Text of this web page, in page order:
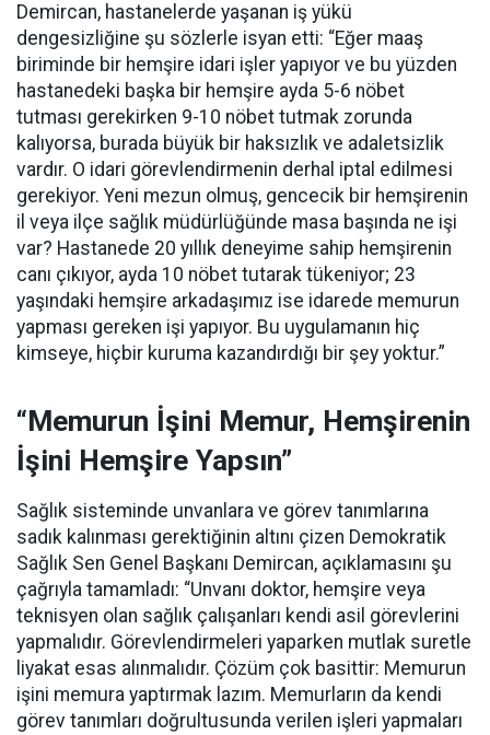
Demircan, hastanelerde yaşanan iş yükü
dengesizliğine şu sözlerle isyan etti: “Eğer maaş
biriminde bir hemşire idari işler yapıyor ve bu yüzden
hastanedeki başka bir hemşire ayda 5-6 nöbet
tutması gerekirken 9-10 nöbet tutmak zorunda
kalıyorsa, burada büyük bir haksızlık ve adaletsizlik
vardır. O idari görevlendirmenin derhal iptal edilmesi
gerekiyor. Yeni mezun olmuş, gencecik bir hemşirenin
il veya ilçe sağlık müdürlüğünde masa başında ne işi
var? Hastanede 20 yıllık deneyime sahip hemşirenin
canı çıkıyor, ayda 10 nöbet tutarak tükeniyor; 23
yaşındaki hemşire arkadaşımız ise idarede memurun
yapması gereken işi yapıyor. Bu uygulamanın hiç
kimseye, hiçbir kuruma kazandırdığı bir şey yoktur.”
“Memurun İşini Memur, Hemşirenin
İşini Hemşire Yapsın”
Sağlık sisteminde unvanlara ve görev tanımlarına
sadık kalınması gerektiğinin altını çizen Demokratik
Sağlık Sen Genel Başkanı Demircan, açıklamasını şu
çağrıyla tamamladı: “Unvanı doktor, hemşire veya
teknisyen olan sağlık çalışanları kendi asil görevlerini
yapmalıdır. Görevlendirmeleri yaparken mutlak suretle
liyakat esas alınmalıdır. Çözüm çok basittir: Memurun
işini memura yaptırmak lazım. Memurların da kendi
görev tanımları doğrultusunda verilen işleri yapmaları